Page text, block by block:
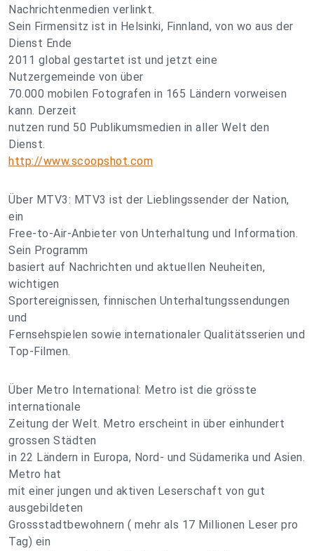
Nachrichtenmedien verlinkt.
Sein Firmensitz ist in Helsinki, Finnland, von wo aus der
Dienst Ende
2011 global gestartet ist und jetzt eine
Nutzergemeinde von über
70.000 mobilen Fotografen in 165 Ländern vorweisen
kann. Derzeit
nutzen rund 50 Publikumsmedien in aller Welt den
Dienst.
http://www.scoopshot.com
Über MTV3: MTV3 ist der Lieblingssender der Nation,
ein
Free-to-Air-Anbieter von Unterhaltung und Information.
Sein Programm
basiert auf Nachrichten und aktuellen Neuheiten,
wichtigen
Sportereignissen, finnischen Unterhaltungssendungen
und
Fernsehspielen sowie internationaler Qualitätsserien und
Top-Filmen.
Über Metro International: Metro ist die grösste
internationale
Zeitung der Welt. Metro erscheint in über einhundert
grossen Städten
in 22 Ländern in Europa, Nord- und Südamerika und Asien.
Metro hat
mit einer jungen und aktiven Leserschaft von gut
ausgebildeten
Grossstadtbewohnern ( mehr als 17 Millionen Leser pro
Tag) ein